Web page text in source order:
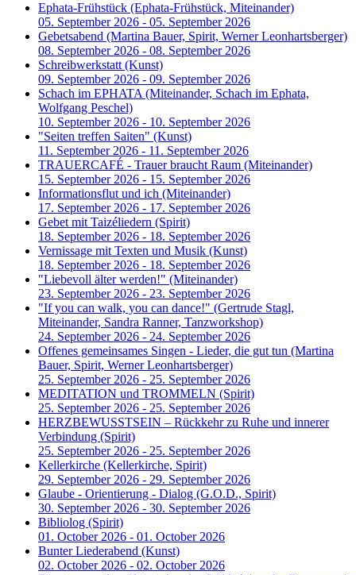
Ephata-Frühstück (Ephata-Frühstück, Miteinander)
05. September 2026 - 05. September 2026
Gebetsabend (Martina Bauer, Spirit, Werner Leonhartsberger)
08. September 2026 - 08. September 2026
Schreibwerkstatt (Kunst)
09. September 2026 - 09. September 2026
Schach im EPHATA (Miteinander, Schach im Ephata,
Wolfgang Peschel)
10. September 2026 - 10. September 2026
"Seiten treffen Saiten" (Kunst)
11. September 2026 - 11. September 2026
TRAUERCAFÉ - Trauer braucht Raum (Miteinander)
15. September 2026 - 15. September 2026
Informationsflut und ich (Miteinander)
17. September 2026 - 17. September 2026
Gebet mit Taizéliedern (Spirit)
18. September 2026 - 18. September 2026
Vernissage mit Texten und Musik (Kunst)
18. September 2026 - 18. September 2026
"Liebevoll älter werden!" (Miteinander)
23. September 2026 - 23. September 2026
"If you can walk, you can dance!" (Gertrude Stagl,
Miteinander, Sandra Ranner, Tanzworkshop)
24. September 2026 - 24. September 2026
Offenes gemeinsames Singen - Lieder, die gut tun (Martina
Bauer, Spirit, Werner Leonhartsberger)
25. September 2026 - 25. September 2026
MEDITATION und TROMMELN (Spirit)
25. September 2026 - 25. September 2026
HERZBEWUSSTSEIN – Rückkehr zu Ruhe und innerer
Verbindung (Spirit)
25. September 2026 - 25. September 2026
Kellerkirche (Kellerkirche, Spirit)
29. September 2026 - 29. September 2026
Glaube - Orientierung - Dialog (G.O.D., Spirit)
30. September 2026 - 30. September 2026
Bibliolog (Spirit)
01. October 2026 - 01. October 2026
Bunter Liederabend (Kunst)
02. October 2026 - 02. October 2026